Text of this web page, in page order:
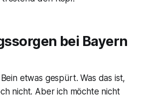
bei Bayern
etwas gespürt. Was das ist,
nicht. Aber ich möchte nicht